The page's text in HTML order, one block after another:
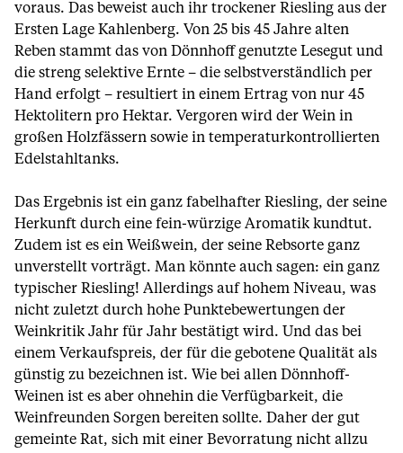
voraus. Das beweist auch ihr trockener Riesling aus der
Ersten Lage Kahlenberg. Von 25 bis 45 Jahre alten
Reben stammt das von Dönnhoff genutzte Lesegut und
die streng selektive Ernte – die selbstverständlich per
Hand erfolgt – resultiert in einem Ertrag von nur 45
Hektolitern pro Hektar. Vergoren wird der Wein in
großen Holzfässern sowie in temperaturkontrollierten
Edelstahltanks.
Das Ergebnis ist ein ganz fabelhafter Riesling, der seine
Herkunft durch eine fein-würzige Aromatik kundtut.
Zudem ist es ein Weißwein, der seine Rebsorte ganz
unverstellt vorträgt. Man könnte auch sagen: ein ganz
typischer Riesling! Allerdings auf hohem Niveau, was
nicht zuletzt durch hohe Punktebewertungen der
Weinkritik Jahr für Jahr bestätigt wird. Und das bei
einem Verkaufspreis, der für die gebotene Qualität als
günstig zu bezeichnen ist. Wie bei allen Dönnhoff-
Weinen ist es aber ohnehin die Verfügbarkeit, die
Weinfreunden Sorgen bereiten sollte. Daher der gut
gemeinte Rat, sich mit einer Bevorratung nicht allzu